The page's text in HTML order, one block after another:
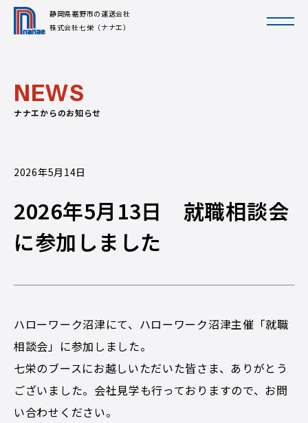
静岡県裾野市の運送会社
株式会社七栄（ナナエ）
NEWS
ナナエからのお知らせ
2026年5月14日
2026年5月13日 就職相談会
に参加しました
ハローワーク沼津にて、ハローワーク沼津主催「就職
相談会」に参加しました。
七栄のブースにお越しいただいた皆さま、ありがとう
ございました。会社見学も行っておりますので、お問
い合わせください。